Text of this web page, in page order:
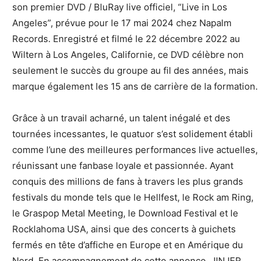
son premier DVD / BluRay live officiel, “Live in Los
Angeles”, prévue pour le 17 mai 2024 chez Napalm
Records. Enregistré et filmé le 22 décembre 2022 au
Wiltern à Los Angeles, Californie, ce DVD célèbre non
seulement le succès du groupe au fil des années, mais
marque également les 15 ans de carrière de la formation.
Grâce à un travail acharné, un talent inégalé et des
tournées incessantes, le quatuor s’est solidement établi
comme l’une des meilleures performances live actuelles,
réunissant une fanbase loyale et passionnée. Ayant
conquis des millions de fans à travers les plus grands
festivals du monde tels que le Hellfest, le Rock am Ring,
le Graspop Metal Meeting, le Download Festival et le
Rocklahoma USA, ainsi que des concerts à guichets
fermés en tête d’affiche en Europe et en Amérique du